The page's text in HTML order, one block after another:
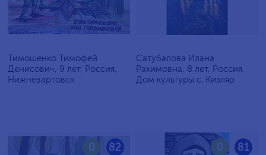
Тимошенко Тимофей
Денисович, 9 лет, Россия,
Нижневартовск
Сатубалова Илана
Рахимовна, 8 лет, Россия,
Дом культуры с. Кизляр
82
0 81
0